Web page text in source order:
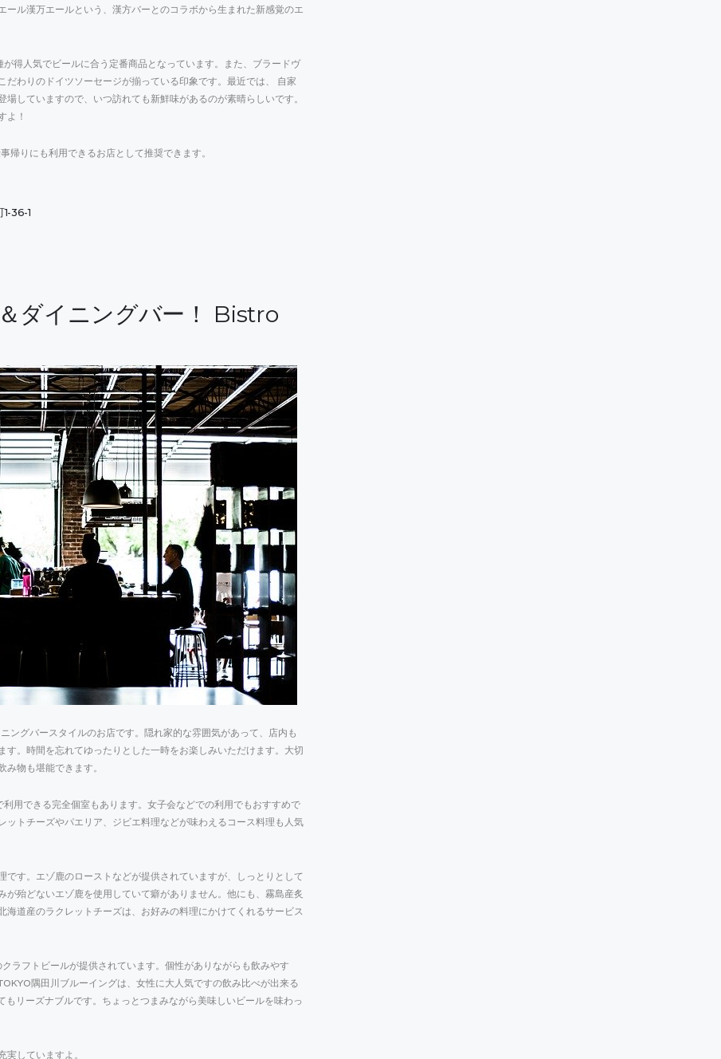
ール漢万エールという、漢方バーとのコラボから生まれた新感覚のエ
得人気でビールに合う定番商品となっています。また、ブラードヴ
だわりのドイツソーセージが揃っている印象です。最近では、 自家
していますので、いつ訪れても新鮮味があるのが素晴らしいです。
よ！
りにも利用できるお店として推奨できます。
36-1
ダイニングバー！ Bistro
グバースタイルのお店です。隠れ家的な雰囲気があって、店内も
す。時間を忘れてゆったりとした一時をお楽しみいただけます。大切
物も堪能できます。
用できる完全個室もあります。女子会などでの利用でもおすすめで
ットチーズやパエリア、ジビエ料理などが味わえるコース料理も人気
です。エゾ鹿のローストなどが提供されていますが、しっとりとして
が殆どないエゾ鹿を使用していて癖がありません。他にも、霧島産炙
海道産のラクレットチーズは、お好みの料理にかけてくれるサービス
ラフトビールが提供されています。個性がありながらも飲みやす
隅田川ブルーイングは、女性に大人気ですの飲み比べが出来る
リーズナブルです。ちょっとつまみながら美味しいビールを味わっ
していますよ。